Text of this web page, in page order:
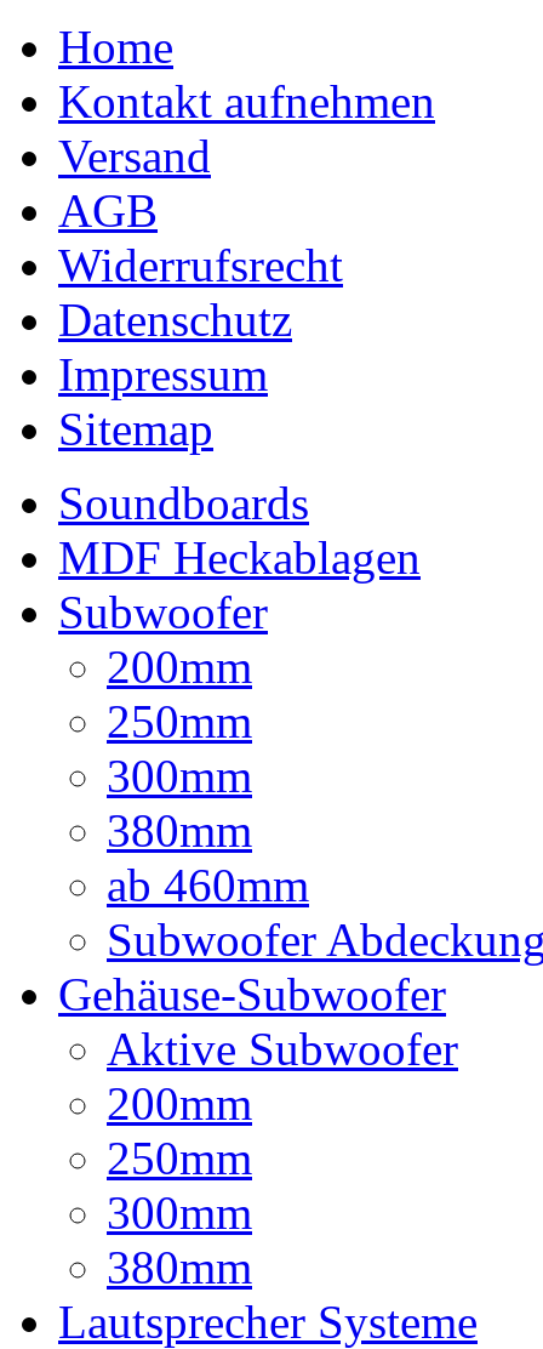
Home
Kontakt aufnehmen
Versand
AGB
Widerrufsrecht
Datenschutz
Impressum
Sitemap
Soundboards
MDF Heckablagen
Subwoofer
200mm
250mm
300mm
380mm
ab 460mm
Subwoofer
Gehäuse-Subwoofer
Aktive Subwoofer
200mm
250mm
300mm
380mm
Lautsprecher Systeme